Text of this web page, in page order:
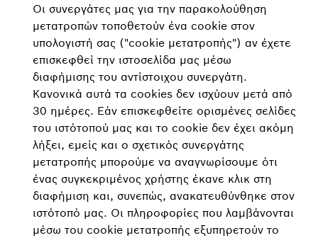
Οι συνεργάτες μας για την παρακολούθηση
μετατροπών τοποθετούν ένα cookie στον
υπολογιστή σας ("cookie μετατροπής") αν έχετε
επισκεφθεί την ιστοσελίδα μας μέσω
διαφήμισης του αντίστοιχου συνεργάτη.
Κανονικά αυτά τα cookies δεν ισχύουν μετά από
30 ημέρες. Εάν επισκεφθείτε ορισμένες σελίδες
του ιστότοπού μας και το cookie δεν έχει ακόμη
λήξει, εμείς και ο σχετικός συνεργάτης
μετατροπής μπορούμε να αναγνωρίσουμε ότι
ένας συγκεκριμένος χρήστης έκανε κλικ στη
διαφήμιση και, συνεπώς, ανακατευθύνθηκε στον
ιστότοπό μας. Οι πληροφορίες που λαμβάνονται
μέσω του cookie μετατροπής εξυπηρετούν το